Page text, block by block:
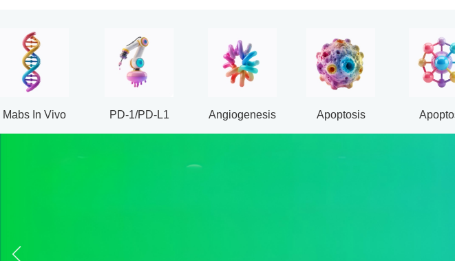
Mabs In Vivo PD-1/PD-L1 Angiogenesis Apoptosis